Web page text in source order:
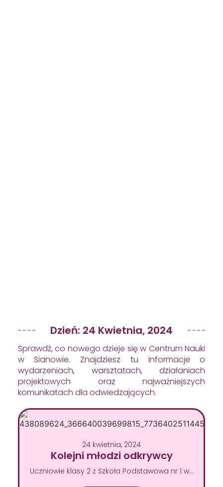
Dzień: 24 Kwietnia, 2024
Sprawdź, co nowego dzieje się w Centrum Nauki
w Sianowie. Znajdziesz tu informacje o
wydarzeniach, warsztatach, działaniach
projektowych oraz najważniejszych
komunikatach dla odwiedzających.
24 kwietnia, 2024
Kolejni młodzi odkrywcy
Uczniowie klasy 2 z Szkoła Podstawowa nr 1 w…